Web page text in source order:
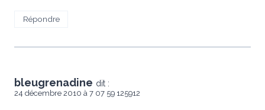
Répondre
bleugrenadine dit :
24 décembre 2010 à 7 07 59 125912